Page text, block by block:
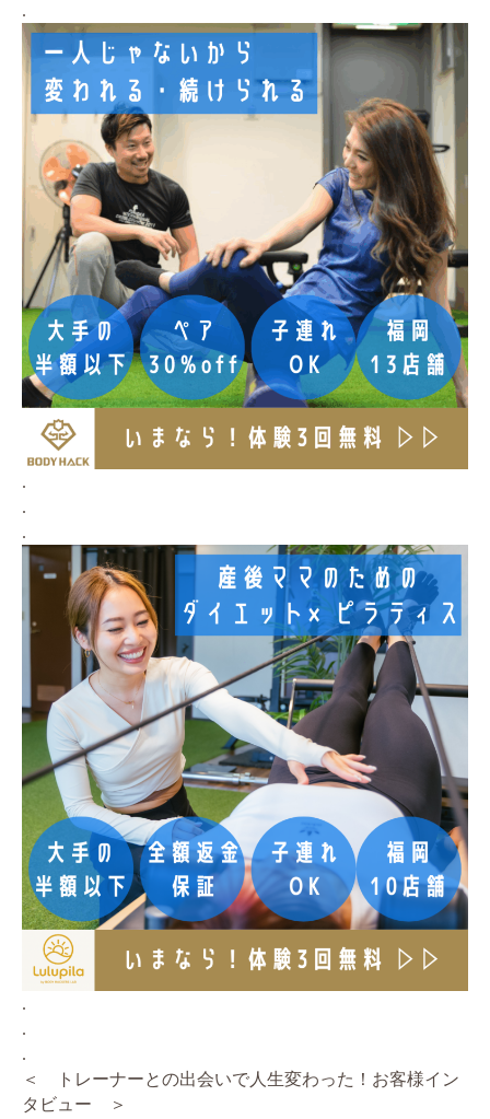
.
.
.
.
.
.
.
＜ トレーナーとの出会いで人生変わった！お客様イン
タビュー ＞